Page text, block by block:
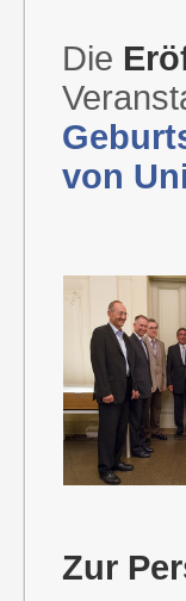
Die
von
Zur